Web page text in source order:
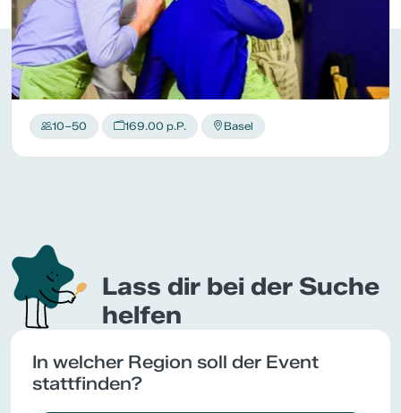
10–50 169.00 p.P. Basel
Lass dir bei der Suche
helfen
In welcher Region soll der Event
stattfinden?